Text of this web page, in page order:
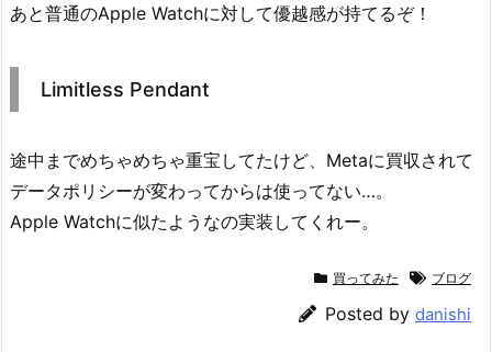
あと普通のApple Watchに対して優越感が持てるぞ！
Limitless Pendant
途中までめちゃめちゃ重宝してたけど、Metaに買収されて
データポリシーが変わってからは使ってない…。
Apple Watchに似たようなの実装してくれー。
買ってみた ブログ
Posted by danishi